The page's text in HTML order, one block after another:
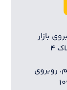
بازار
۴
روبروی